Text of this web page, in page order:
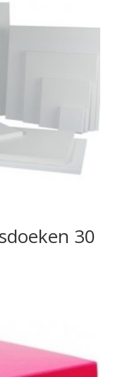
30